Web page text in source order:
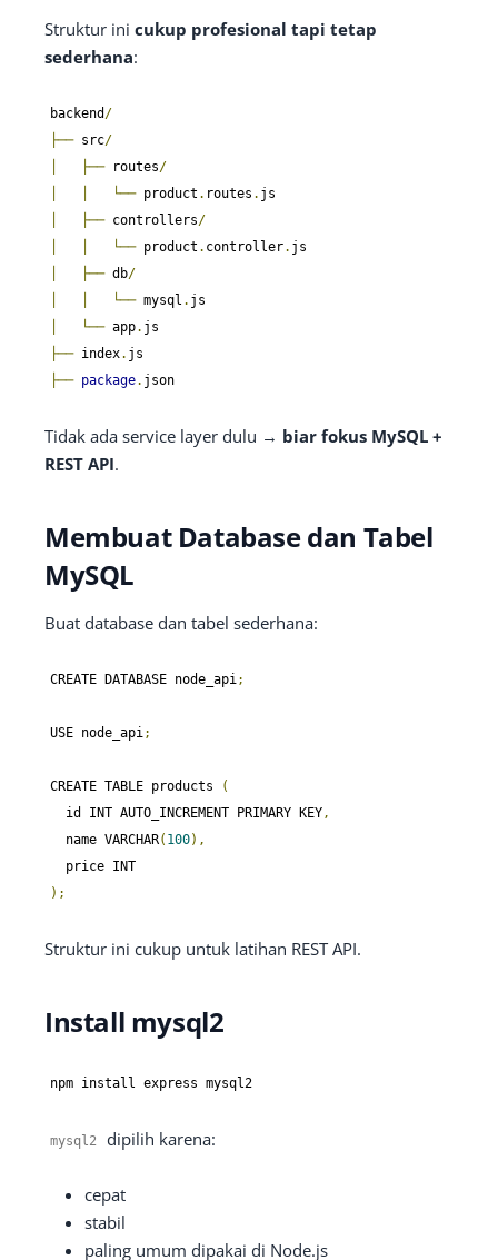
Struktur ini cukup profesional tapi tetap
sederhana:
backend /
├── src/
├── routes/
└── product . routes .
├── controllers/
└── product . controller.
├── db/
└── mysql .
└── app.
├── index.
├── package. json
Tidak ada service layer dulu → biar fokus MySQL +
REST API.
Membuat Database dan Tabel
MySQL
Buat database dan tabel sederhana:
CREATE DATABASE node_api ;
USE node_api ;
CREATE TABLE products
(
  id INT AUTO_INCREMENT PRIMARY KEY
,
  name VARCHAR
( 100),
);
Struktur ini cukup untuk latihan REST API.
Install mysql2
npm install express mysql2
mysql2 dipilih karena:
cepat
stabil
paling umum dipakai di Node.js